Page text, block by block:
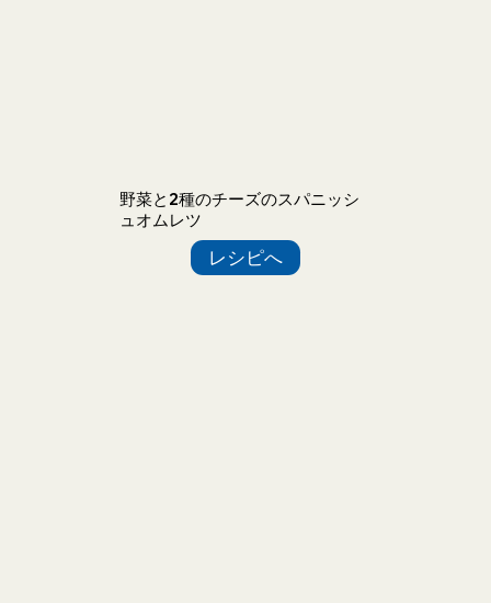
野菜と2種のチーズのスパニッシ
ュオムレツ
レシピへ